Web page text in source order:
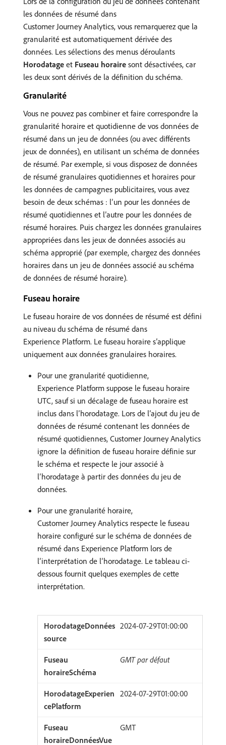
les données de résumé dans
Customer Journey Analytics, vous remarquerez que la
granularité est automatiquement dérivée des
données. Les sélections des menus déroulants
Horodatage et Fuseau horaire sont désactivées, car
les deux sont dérivés de la définition du schéma.
Granularité
Vous ne pouvez pas combiner et faire correspondre la
granularité horaire et quotidienne de vos données de
résumé dans un jeu de données (ou avec différents
jeux de données), en utilisant un schéma de données
de résumé. Par exemple, si vous disposez de données
de résumé granulaires quotidiennes et horaires pour
les données de campagnes publicitaires, vous avez
besoin de deux schémas : l’un pour les données de
résumé quotidiennes et l’autre pour les données de
résumé horaires. Puis chargez les données granulaires
appropriées dans les jeux de données associés au
schéma approprié (par exemple, chargez des données
horaires dans un jeu de données associé au schéma
de données de résumé horaire).
Fuseau horaire
Le fuseau horaire de vos données de résumé est défini
au niveau du schéma de résumé dans
Experience Platform. Le fuseau horaire s’applique
uniquement aux données granulaires horaires.
Pour une granularité quotidienne,
Experience Platform suppose le fuseau horaire
UTC, sauf si un décalage de fuseau horaire est
inclus dans l’horodatage. Lors de l’ajout du jeu de
données de résumé contenant les données de
résumé quotidiennes, Customer Journey Analytics
ignore la définition de fuseau horaire définie sur
le schéma et respecte le jour associé à
l’horodatage à partir des données du jeu de
données.
Pour une granularité horaire,
Customer Journey Analytics respecte le fuseau
horaire configuré sur le schéma de données de
résumé dans Experience Platform lors de
l’interprétation de l’horodatage. Le tableau ci-
dessous fournit quelques exemples de cette
interprétation.
2024-07-29T01:00:00
GMT par défaut
2024-07-29T01:00:00
GMT